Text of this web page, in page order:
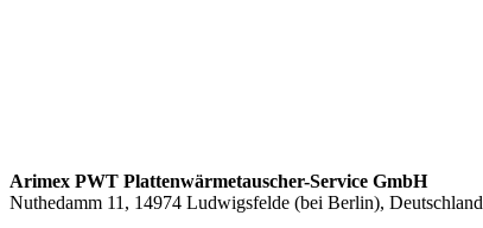
Arimex PWT Plattenwärmetauscher-Service GmbH
Nuthedamm 11, 14974 Ludwigsfelde (bei Berlin), Deutschland